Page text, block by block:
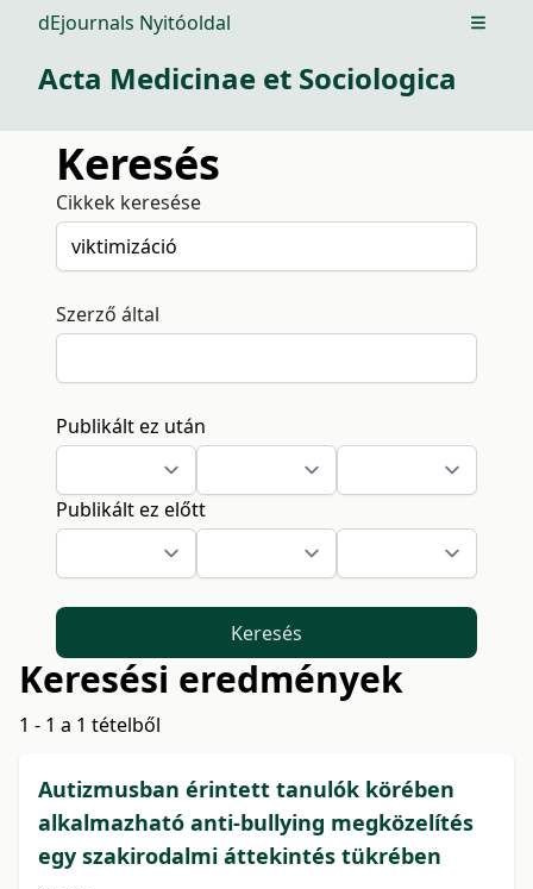
dEjournals Nyitóoldal Open
Acta Medicinae et Sociologica
Keresés
Cikkek keresése
Szerző által
Publikált ez után
Publikált ez előtt
Keresés
Keresési eredmények
1 - 1 a 1 tételből
Autizmusban érintett tanulók körében
alkalmazható anti-bullying megközelítés
egy szakirodalmi áttekintés tükrében